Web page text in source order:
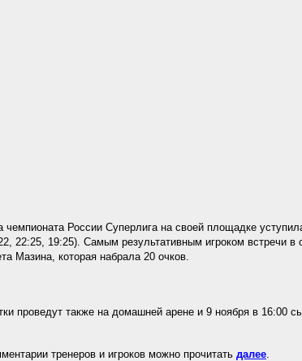
России Суперлига на своей площадке
22:25, 19:25). Самым результативным игроком встречи в
Мазина, которая набрала 20 очков.
проведут также на домашней арене и 9 ноября в 16:00
тренеров и игроков можно прочитать далее